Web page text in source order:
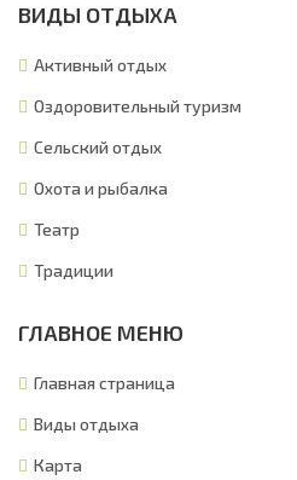
ВИДЫ ОТДЫХА
Активный отдых
Оздоровительный туризм
Сельский отдых
Охота и рыбалка
Театр
Традиции
ГЛАВНОЕ МЕНЮ
Главная страница
Виды отдыха
Карта